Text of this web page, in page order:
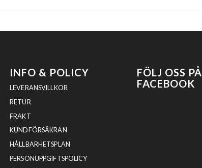
INFO & POLICY
LEVERANSVILLKOR
RETUR
FRAKT
KUNDFÖRSÄKRAN
HÅLLBARHETSPLAN
PERSONUPPGIFTSPOLICY
FÖLJ OSS PÅ
FACEBOOK